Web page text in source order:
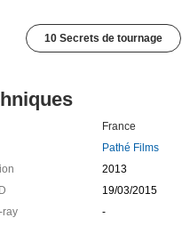
10 Secrets de tournage
France
Pathé Films
2013
19/03/2015
ray
-